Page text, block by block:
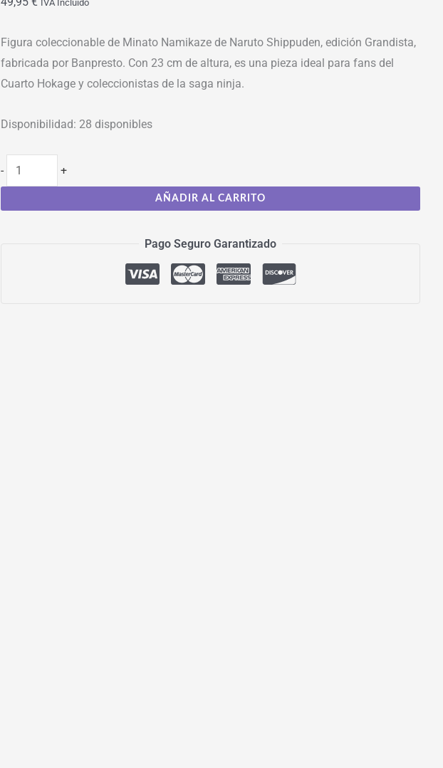
IVA Incluído
Figura coleccionable de Minato Namikaze de Naruto Shippuden, edición Grandista,
fabricada por Banpresto. Con 23 cm de altura, es una pieza ideal para fans del
Cuarto Hokage y coleccionistas de la saga ninja.
Disponibilidad: 28 disponibles
- +
AÑADIR AL CARRITO
Pago Seguro Garantizado